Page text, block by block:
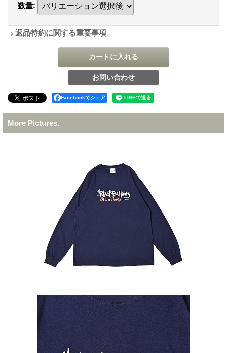
数量:
返品特約に関する重要事項
Facebookでシェア
More Pictures.